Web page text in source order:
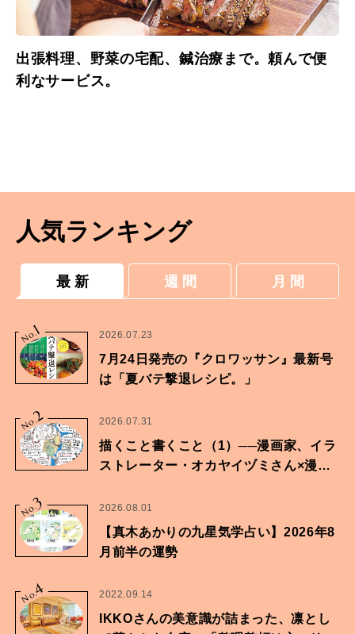
出張料理、野菜の宅配、鍼治療まで。頼んで便
利なサービス。
人気ランキング
最 新 週 間 月 間
No.
1 2026.07.23
7月24日発売の『クロワッサン』最新号
は「夏バテ撃退レシピ。」
No.2 2026.07.31
描くこと書くこと（1）──漫画家、イラ
ストレーター・オカヤイヅミさん×漫画
No.
3 2026.08.01
【真木あかりの九星気学占い】2026年8
月前半の運勢
No.
4 2022.09.14
IKKOさんの美意識が詰まった、凛とし